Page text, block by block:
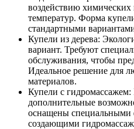
воздействию химических
температур. Форма
стандартными
Купели из дерева:
вариант. Требуют
обслуживания, чтобы
Идеальное решение для
материалов.
Купели с гидромассажем:
дополнительные
оснащены специальными
создающими